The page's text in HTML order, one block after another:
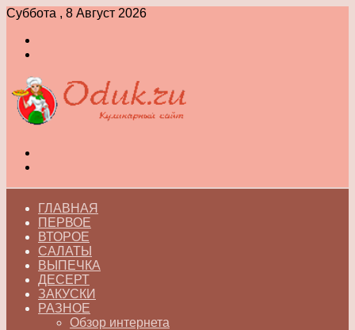
Суббота , 8 Август 2026
ГЛАВНАЯ
ПЕРВОЕ
ВТОРОЕ
САЛАТЫ
ВЫПЕЧКА
ДЕСЕРТ
ЗАКУСКИ
РАЗНОЕ
Обзор интернета